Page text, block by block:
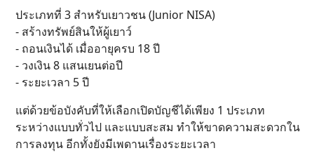
ประเภทที่ 3 สำหรับเยาวชน (Junior NISA)
- สร้างทรัพย์สินให้ผู้เยาว์
- ถอนเงินได้ เมื่ออายุครบ 18 ปี
- วงเงิน 8 แสนเยนต่อปี
- ระยะเวลา 5 ปี
แต่ด้วยข้อบังคับที่ให้เลือกเปิดบัญชีได้เพียง 1 ประเภท
ระหว่างแบบทั่วไป และแบบสะสม ทำให้ขาดความสะดวกใน
การลงทุน อีกทั้งยังมีเพดานเรื่องระยะเวลา